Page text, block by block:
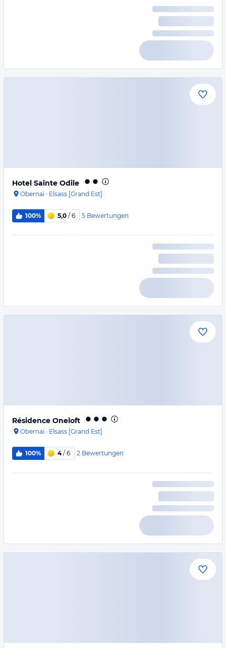
Hotel Sainte Odile
Obernai · Elsass [Grand Est]
100% 5,0 / 6 5 Bewertungen
Résidence Oneloft
Obernai · Elsass [Grand Est]
100% 4/ 6 2 Bewertungen